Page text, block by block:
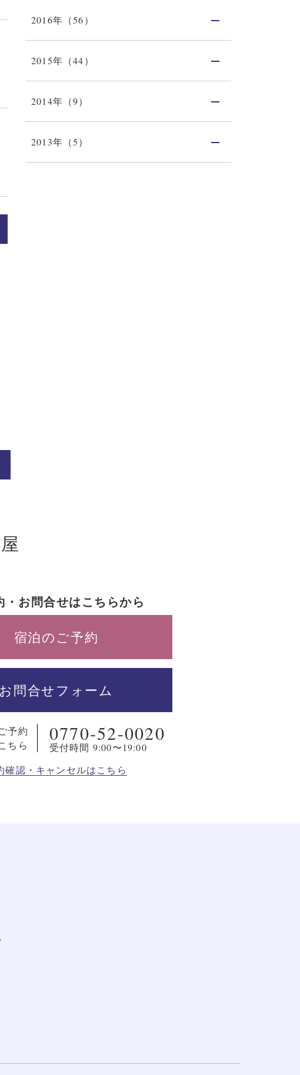
2016年（56）
2015年（44）
2014年（9）
2013年（5）
・お問合せはこちらから
宿泊のご予約
お問合せフォーム
予約
ちら
0770-52-0020
受付時間 9:00〜19:00
確認・キャンセルはこちら